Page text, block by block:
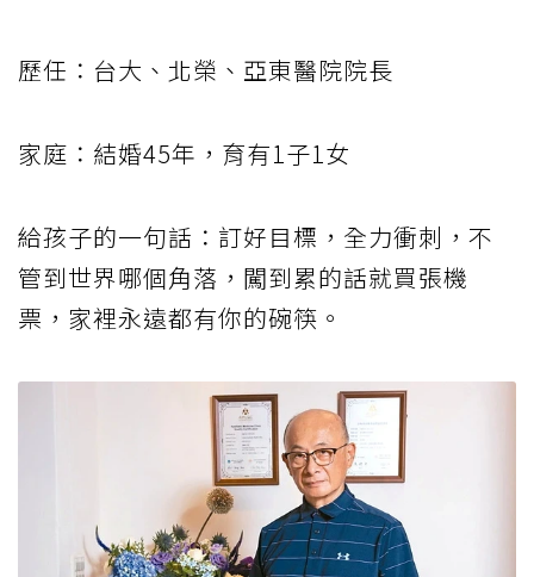
歷任：台大、北榮、亞東醫院院長
家庭：結婚45年，育有1子1女
給孩子的一句話：訂好目標，全力衝刺，不
管到世界哪個角落，闖到累的話就買張機
票，家裡永遠都有你的碗筷。